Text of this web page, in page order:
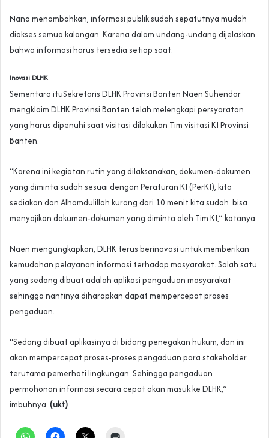
Nana menambahkan, informasi publik sudah sepatutnya mudah
diakses semua kalangan. Karena dalam undang-undang dijelaskan
bahwa informasi harus tersedia setiap saat.
Inovasi DLHK
Sementara ituSekretaris DLHK Provinsi Banten Naen Suhendar
mengklaim DLHK Provinsi Banten telah melengkapi persyaratan
yang harus dipenuhi saat visitasi dilakukan Tim visitasi KI Provinsi
Banten.
“Karena ini kegiatan rutin yang dilaksanakan, dokumen-dokumen
yang diminta sudah sesuai dengan Peraturan KI (PerKI), kita
sediakan dan Alhamdulillah kurang dari 10 menit kita sudah bisa
menyajikan dokumen-dokumen yang diminta oleh Tim KI,” katanya.
Naen mengungkapkan, DLHK terus berinovasi untuk memberikan
kemudahan pelayanan informasi terhadap masyarakat. Salah satu
yang sedang dibuat adalah aplikasi pengaduan masyarakat
sehingga nantinya diharapkan dapat mempercepat proses
pengaduan.
“Sedang dibuat aplikasinya di bidang penegakan hukum, dan ini
akan mempercepat proses-proses pengaduan para stakeholder
terutama pemerhati lingkungan. Sehingga pengaduan
permohonan informasi secara cepat akan masuk ke DLHK,”
imbuhnya. (ukt)